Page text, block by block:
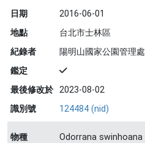
日期
2016-06-01
地點
台北市士林區
紀錄者
陽明山國家公園管理處
鑑定
最後修改於 2023-08-02
識別號
124484 (nid)
物種
Odorrana swinhoana